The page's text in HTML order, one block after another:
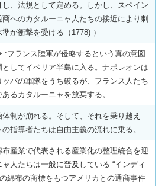
し、法規として定める。しかし、スペイン
へのカタルーニャ人たちの接近により刺
が衝撃を受ける（1778) ）
:フランス陸軍が侵略するという真の意図
してイベリア半島に入る。ナポレオンは
パの軍隊をうち破るが、フランス人たち
るカタルーニャを放棄する。
制が崩れる。そして、それを乗り越え
指導者たちは自由主義の流れに乗る。
産業で代表される産業化の整理統合を迎
人たちは一般に普及している “インディ
綿布の商標をもつアメリカとの通商事件